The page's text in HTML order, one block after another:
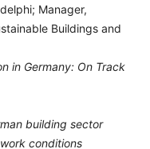
Manager,
Buildings and
in Germany: On Track
building sector
conditions